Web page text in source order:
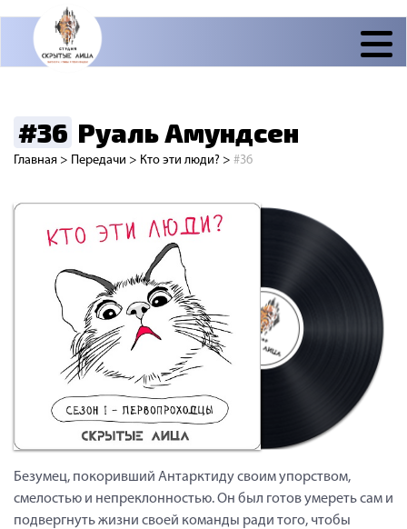
#36 Руаль Амундсен
Главная > Передачи > Кто эти люди? > #36
Безумец, покоривший Антарктиду своим упорством,
смелостью и непреклонностью. Он был готов умереть сам и
подвергнуть жизни своей команды ради того, чтобы